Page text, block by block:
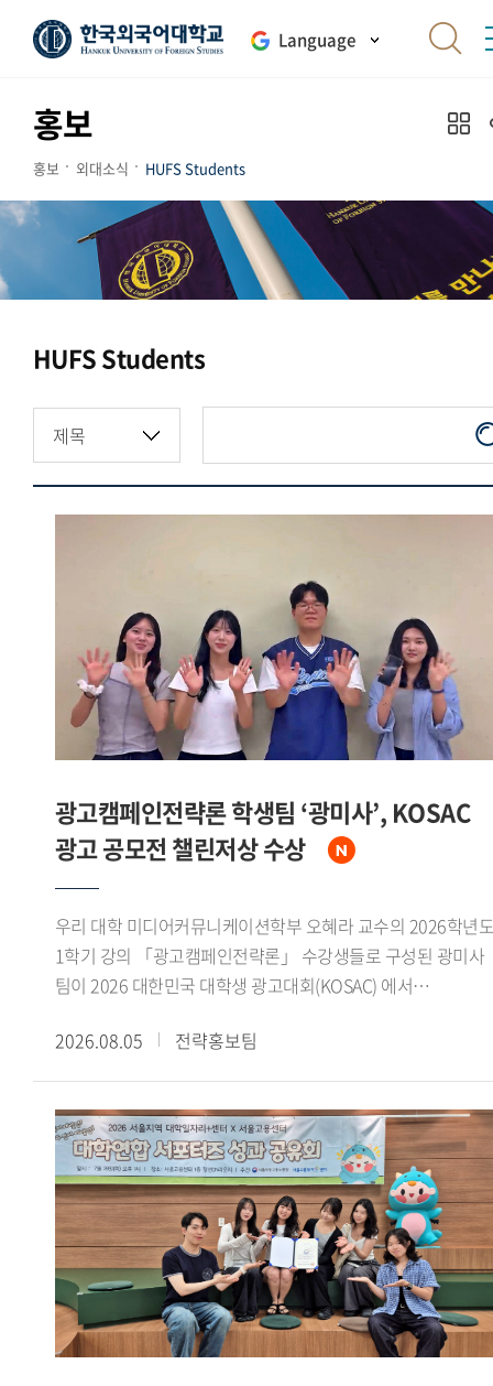
Language
홍보
홍보 외대소식 HUFS Students
HUFS Students
광고캠페인전략론 학생팀 ‘광미사’, KOSAC
광고 공모전 챌린저상 수상
우리 대학 미디어커뮤니케이션학부 오혜라 교수의 2026학년
1학기 강의 「광고캠페인전략론」 수강생들로 구성된 광미사
팀이 2026 대한민국 대학생 광고대회(KOSAC) 에서
는 문화체육관광부가 주최하고 한국광고총연합회가 주관하는
지도교수와 함께 주제에 맞는 광고 캠페인 기획서를 제작해
경쟁한다.삼성화재의 후원으로 열린 이번 대회는 2030세대의
일상에 보험을 더하다 를 주제로 진행됐다. 광미사팀은
수업에서 수행한 팀 프로젝트를 발전시켜 공모전에
출품했으며, 보험 시장이 꾸준히 성장하는 가운데 2030세대의
신규 가입은 감소하고 있다는 점에 주목해 캠페인 전략을
설계했다.광미사팀은 이를 바탕으로 같이, 일상이 되다 라는
캠페인 콘셉트를 제시했다. 보험을 어렵고 복잡하게 인식하는
2030세대가 보다 친근하게 접근할 수 있도록 AI 진단 테스트와
2026.08.05 전략홍보팀